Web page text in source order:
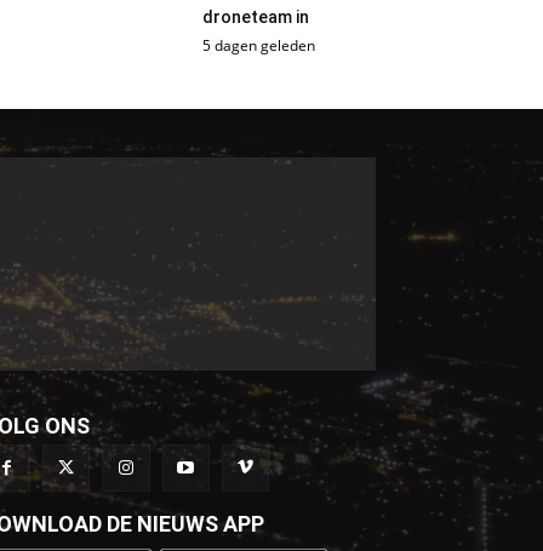
droneteam in
5 dagen geleden
ONS
DE NIEUWS APP